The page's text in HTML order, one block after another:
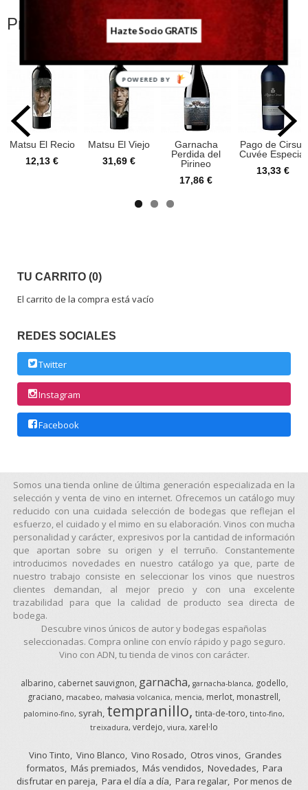
TU CARRITO (0)
El carrito de la compra está vacío
REDES SOCIALES
Twitter
Instagram
Facebook
Productos Relacionados
Matsu El Recio
12,13 €
Matsu El Viejo
31,69 €
Garnacha
Perdida del
Pirineo
17,86 €
Pago de Cirsus
Cuvée Especial
13,33 €
Somos una tienda online de última generación especializada en la
selección y venta de vino en internet. Ofrecemos un catálogo muy
reducido con una cuidada selección de bodegas que reflejan el
esfuerzo, el cuidado y el mimo en su elaboración. Vinos con mucha
personalidad y carácter, expresivos por la cantidad de información
que aportan sobre su origen y el terruño. Constantemente
introducimos novedades en nuestro catálogo ya que, parte de
nuestro trabajo consiste en seleccionar los vinos que nuestros
clientes demandan, al mejor precio y con una excelente
trazabilidad para que la calidad de producto sea directa de
bodega.
Descubre vinos únicos de autor y bodegas españolas
seleccionadas. Compra online con envío rápido y pago seguro.
Vino con ADN, tu tienda de vinos con carácter.
albarino cabernet sauvignon garnacha garnacha-blanca
godello
graciano macabeo malvasia volcanica mencia merlot monastrell
palomino-fino syrah tempranillo tinta-de-toro tinto-fino
treixadura verdejo viura xarel·lo
Vino Tinto Vino Blanco Vino Rosado Otros vinos Grandes
formatos Más premiados Más vendidos Novedades Para
disfrutar en pareja Para el día a día Para regalar Por menos de
Hazte Socio GRATIS
POWERED BY